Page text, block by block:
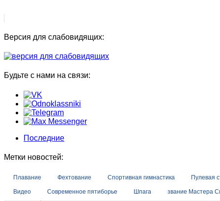
Версия для слабовидящих:
Будьте с нами на связи:
Последние
Метки новостей:
Плавание Фехтование Спортивная гимнастика Пулевая
Видео Современное пятиборье Шпага звание Мастера